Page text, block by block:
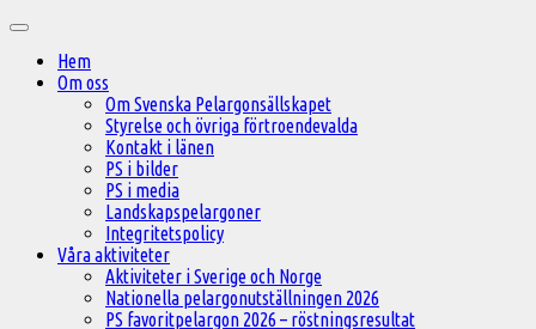
innehåll
Huvudmeny
Hem
Om oss
Om Svenska Pelargonsällskapet
Styrelse och övriga förtroendevalda
Kontakt i länen
PS i bilder
PS i media
Landskapspelargoner
Integritetspolicy
Våra aktiviteter
Aktiviteter i Sverige och Norge
Nationella pelargonutställningen 2026
PS favoritpelargon 2026 – röstningsresultat